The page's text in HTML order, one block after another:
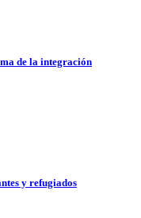
de la integración
y refugiados